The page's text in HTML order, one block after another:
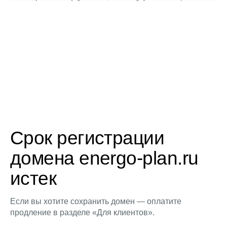
Срок регистрации
домена energo-plan.ru
истек
Если вы хотите сохранить домен — оплатите
продление в разделе «Для клиентов».